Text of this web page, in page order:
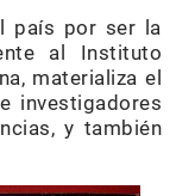
país por ser la
al Instituto
materializa el
investigadores
y también